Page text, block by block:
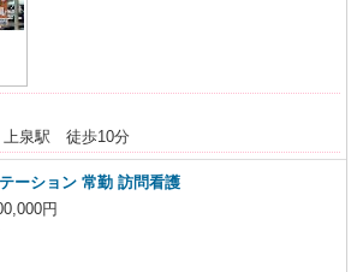
泉駅 徒歩10分
ーション 常勤 訪問看護
円